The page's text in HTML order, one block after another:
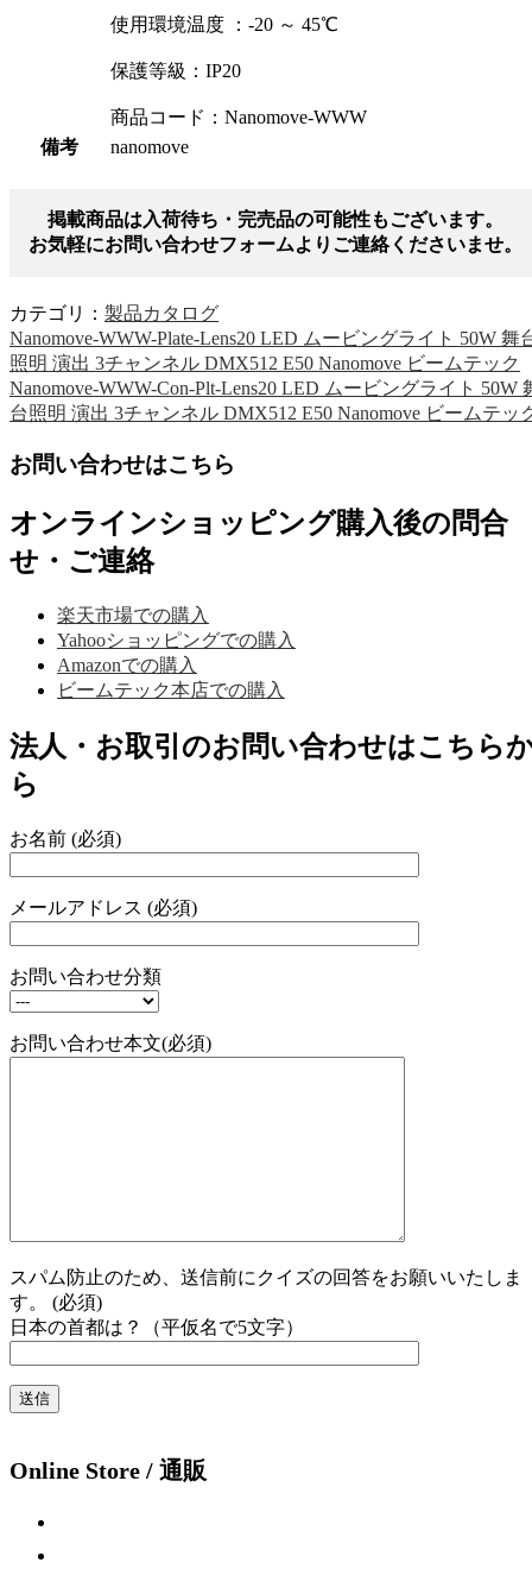
使用環境温度 ：-20 ～ 45℃
保護等級：IP20
商品コード：Nanomove-WWW
備考
nanomove
掲載商品は入荷待ち・完売品の可能性もございます。
お気軽にお問い合わせフォームよりご連絡くださいませ。
カテゴリ： 製品カタログ
Nanomove-WWW-Plate-Lens20 LED ムービングライト 50W 舞
照明 演出 3チャンネル DMX512 E50 Nanomove ビームテック
Nanomove-WWW-Con-Plt-Lens20 LED ムービングライト 50W
台照明 演出 3チャンネル DMX512 E50 Nanomove ビームテッ
お問い合わせはこちら
オンラインショッピング購入後の問合
せ・ご連絡
楽天市場での購入
Yahooショッピングでの購入
Amazonでの購入
ビームテック本店での購入
法人・お取引のお問い合わせはこちら
ら
お名前 (必須)
メールアドレス (必須)
お問い合わせ分類
お問い合わせ本文(必須)
スパム防止のため、送信前にクイズの回答をお願いいたしま
す。 (必須)
日本の首都は？（平仮名で5文字）
Online Store / 通販